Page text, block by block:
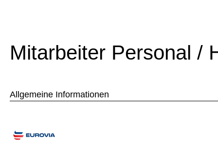
Mitarbeiter Personal /
Allgemeine Informationen